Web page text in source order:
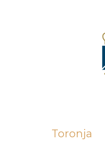
Toronja